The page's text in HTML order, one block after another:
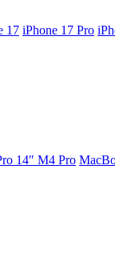
17 iPhone 17 Pro
14″ M4 Pro